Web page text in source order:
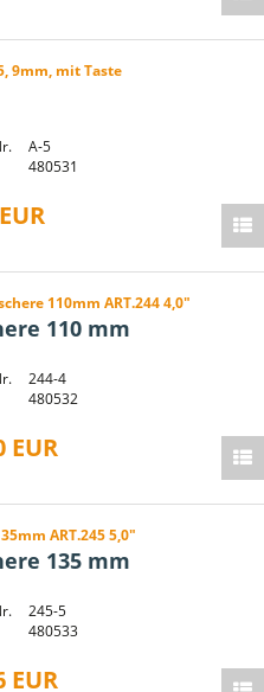
9mm, mit Taste
A-5
480531
110mm ART.244 4,0"
110 mm
244-4
480532
EUR
ART.245 5,0"
135 mm
245-5
480533
EUR